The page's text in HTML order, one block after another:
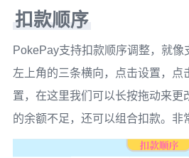
扣款顺序
PokePay支持扣款顺序调整，就像
左上角的三条横向，点击设置，点
置，在这里我们可以长按拖动来更
的余额不足，还可以组合扣款。非